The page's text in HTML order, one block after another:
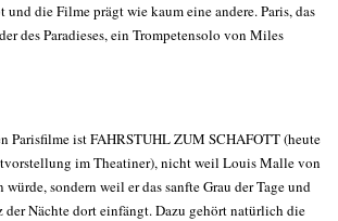
die Filme prägt wie kaum eine andere. Paris, das
des Paradieses, ein Trompetensolo von Miles
Parisfilme ist FAHRSTUHL ZUM SCHAFOTT (heute
im Theatiner), nicht weil Louis Malle von
sondern weil er das sanfte Grau der Tage und
der Nächte dort einfängt. Dazu gehört natürlich die